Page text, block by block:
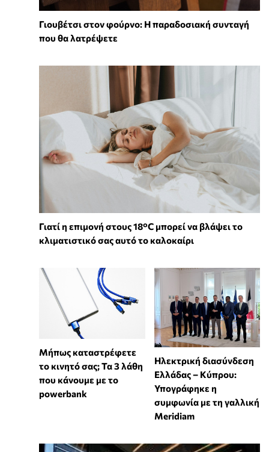
Γιουβέτσι στον φούρνο: Η παραδοσιακή συνταγή
που θα λατρέψετε
Γιατί η επιμονή στους 18°C μπορεί να βλάψει το
κλιματιστικό σας αυτό το καλοκαίρι
Μήπως καταστρέφετε
το κινητό σας; Τα 3 λάθη
που κάνουμε με το
powerbank
Ηλεκτρική διασύνδεση
Ελλάδας – Κύπρου:
Υπογράφηκε η
συμφωνία με τη γαλλική
Meridiam